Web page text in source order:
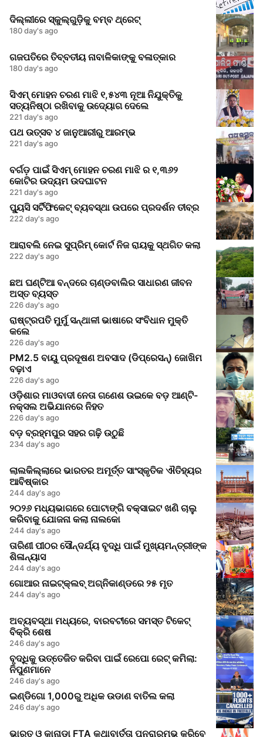
ଦିଲ୍ଲୀରେ ସ୍କୁଲ୍‌ଗୁଡ଼ିକୁ ବମ୍ବ ଥ୍ରେଟ୍
180 day's ago
ଗଜପତିରେ ତିବ୍ବତୀୟ ନାବାଳିକାଙ୍କୁ ବଳାତ୍କାର
180 day's ago
ସିଏମ୍ ମୋହନ ଚରଣ ମାଝି ୧,୫୪୩ ନୂଆ ନିଯୁକ୍ତିକୁ
ସତ୍ୟନିଷ୍ଠା ରଖିବାକୁ ଉଦ୍ୟୋଗ ଦେଲେ
221 day's ago
ପଥ ଉତ୍ସବ ୪ ଜାନୁଆରୀରୁ ଆରମ୍ଭ
221 day's ago
ବର୍ଗଡ଼ ପାଇଁ ସିଏମ୍ ମୋହନ ଚରଣ ମାଝି ର ୧,୩୬୨
କୋଟିର ଉଦ୍ୟମ ଉଦଘାଟନ
221 day's ago
ପ୍ୟୁସି ସର୍ଟିଫିକେଟ୍ ବ୍ୟବସ୍ଥା ଉପରେ ପ୍ରଦର୍ଶନ ତୀବ୍ର
222 day's ago
ଆରାବଲି ନେଇ ସୁପ୍ରିମ୍ କୋର୍ଟ ନିଜ ରାୟକୁ ସ୍ଥଗିତ କଲା
222 day's ago
ଛଅ ଘଣ୍ଟିଆ ବନ୍ଦରେ ଚାଣ୍ଡବାଲିର ସାଧାରଣ ଜୀବନ
ଅସ୍ତ ବ୍ୟସ୍ତ
226 day's ago
ରାଷ୍ଟ୍ରପତି ମୁର୍ମୁ ସନ୍ଥାଳୀ ଭାଷାରେ ସଂବିଧାନ ମୁକ୍ତି
କଲେ
226 day's ago
PM2.5 ବାୟୁ ପ୍ରଦୂଷଣ ଅବସାଦ (ଡିପ୍ରେସନ୍) ଜୋଖିମ
ବଢ଼ାଏ
226 day's ago
ଓଡ଼ିଶାର ମାଓବାଦୀ ନେତା ଗଣେଶ ଉଇକେ ବଡ଼ ଆଣ୍ଟି-
ନକ୍ସଲ ଅଭିଯାନରେ ନିହତ
226 day's ago
ବଡ଼ ବ୍ରହ୍ମପୁର ସହର ଗଢ଼ି ଉଠୁଛି
234 day's ago
ଲାଲକିଲ୍ଲାରେ ଭାରତର ଅମୂର୍ତ୍ତ ସାଂସ୍କୃତିକ ଐତିହ୍ୟର
ଆବିଷ୍କାର
244 day's ago
୨୦୨୬ ମଧ୍ୟଭାଗରେ ପୋଟାଙ୍ଗି ବକ୍ସାଇଟ ଖଣି ଚାଲୁ
କରିବାକୁ ଯୋଜନା କଲା ନାଲକୋ
244 day's ago
ତାରିଣୀ ପୀଠର ସୌନ୍ଦର୍ଯ୍ୟ ବୃଦ୍ଧି ପାଇଁ ମୁଖ୍ୟମନ୍ତ୍ରୀଙ୍କ
ଶିଳାନ୍ୟାସ
244 day's ago
ଗୋଆର ନାଇଟ୍‌କ୍ଲବ୍ ଅଗ୍ନିକାଣ୍ଡରେ ୨୫ ମୃତ
244 day's ago
ଅବ୍ୟବସ୍ଥା ମଧ୍ୟରେ, ବାରବଟୀରେ ସମସ୍ତ ଟିକେଟ୍
ବିକ୍ରି ଶେଷ
246 day's ago
ବୃଦ୍ଧିକୁ ଉତ୍ତେଜିତ କରିବା ପାଇଁ ରେପୋ ରେଟ୍ କମିଲା:
ନିପୁଣମାନେ
246 day's ago
ଇଣ୍ଡିଗୋ 1,000ରୁ ଅଧିକ ଉଡାଣ ବାତିଲ କଲା
246 day's ago
ଭାରତ ଓ କାନାଡା FTA କଥାବାର୍ତ୍ତା ପୁନରାରମ୍ଭ କରିବେ